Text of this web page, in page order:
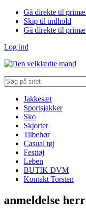
Gå direkte til
Skip til indhold
Gå direkte til
Log ind
Søg
på
Jakkesæt
Sportsjakker
Sko
Skjorter
Tilbehør
Casual tøj
Festtøj
Leben
BUTIK DVM
Kontakt Torsten
anmeldelse